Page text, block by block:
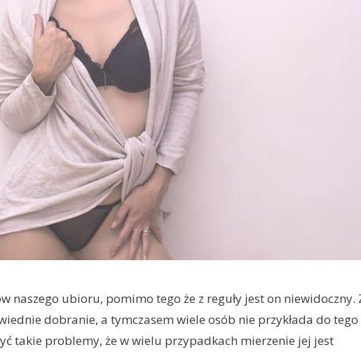
naszego ubioru, pomimo tego że z reguły jest on niewidoczny.
dobranie, a tymczasem wiele osób nie przykłada do tego
takie problemy, że w wielu przypadkach mierzenie jej jest